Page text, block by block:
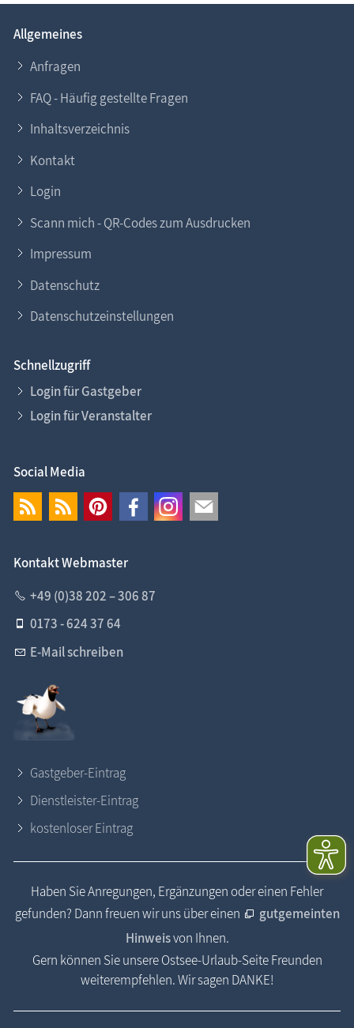
Allgemeines
Anfragen
FAQ - Häufig gestellte Fragen
Inhaltsverzeichnis
Kontakt
Login
Scann mich - QR-Codes zum Ausdrucken
Impressum
Datenschutz
Datenschutzeinstellungen
Schnellzugriff
Login für Gastgeber
Login für Veranstalter
Social Media
Kontakt Webmaster
+49 (0)38 202 – 306 87
0173 - 624 37 64
E-Mail schreiben
Gastgeber-Eintrag
Dienstleister-Eintrag
kostenloser Eintrag
Haben Sie Anregungen, Ergänzungen oder einen Fehler
gefunden? Dann freuen wir uns über einen
gutgemeinten
Hinweisvon Ihnen.
Gern können Sie unsere Ostsee-Urlaub-Seite Freunden
weiterempfehlen. Wir sagen DANKE!